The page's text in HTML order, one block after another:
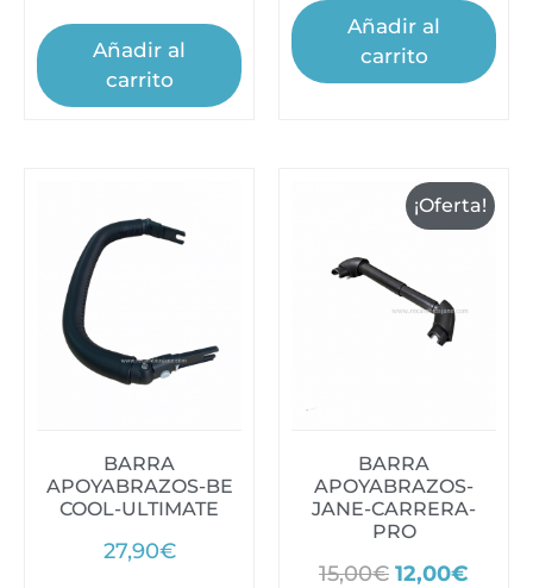
de 5
Añadir al
carrito
Añadir al
carrito
BARRA
APOYABRAZOS-BE
COOL-ULTIMATE
27,90€
¡Oferta!
BARRA
APOYABRAZOS-
JANE-CARRERA-
PRO
15,00€ 12,00€